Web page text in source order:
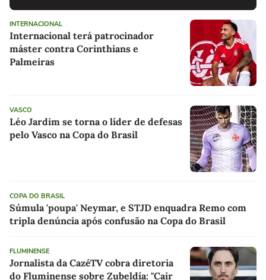
INTERNACIONAL
Internacional terá patrocinador
máster contra Corinthians e
Palmeiras
VASCO
Léo Jardim se torna o líder de defesas
pelo Vasco na Copa do Brasil
COPA DO BRASIL
Súmula 'poupa' Neymar, e STJD enquadra Remo com
tripla denúncia após confusão na Copa do Brasil
FLUMINENSE
Jornalista da CazéTV cobra diretoria
do Fluminense sobre Zubeldía: "Cair